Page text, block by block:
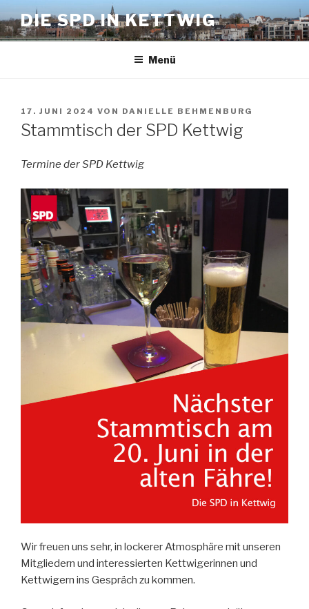
Inhalt
springen
DIE SPD IN KETTWIG
Menü
VERÖFFENTLICHT
AM
17. JUNI 2024 VON DANIELLE BEHMENBURG
Stammtisch der SPD Kettwig
Termine der SPD Kettwig
Wir freuen uns sehr, in lockerer Atmosphäre mit unseren
Mitgliedern und interessierten Kettwigerinnen und
Kettwigern ins Gespräch zu kommen.